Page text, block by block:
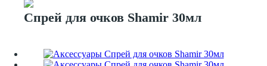
Спрей для очков Shamir 30мл